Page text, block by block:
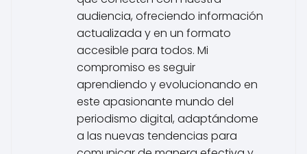
audiencia, ofreciendo información
actualizada y en un formato
accesible para todos. Mi
compromiso es seguir
aprendiendo y evolucionando en
este apasionante mundo del
periodismo digital, adaptándome
a las nuevas tendencias para